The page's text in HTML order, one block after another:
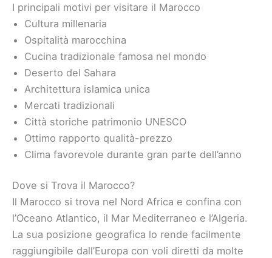
I principali motivi per visitare il Marocco
Cultura millenaria
Ospitalità marocchina
Cucina tradizionale famosa nel mondo
Deserto del Sahara
Architettura islamica unica
Mercati tradizionali
Città storiche patrimonio UNESCO
Ottimo rapporto qualità-prezzo
Clima favorevole durante gran parte dell’anno
Dove si Trova il Marocco?
Il Marocco si trova nel Nord Africa e confina con
l’Oceano Atlantico, il Mar Mediterraneo e l’Algeria.
La sua posizione geografica lo rende facilmente
raggiungibile dall’Europa con voli diretti da molte